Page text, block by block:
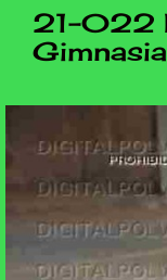
21-022